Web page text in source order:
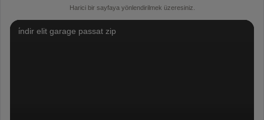
Harici bir sayfaya yönlendirilmek üzeresiniz.
i̇ndir elit garage passat zip